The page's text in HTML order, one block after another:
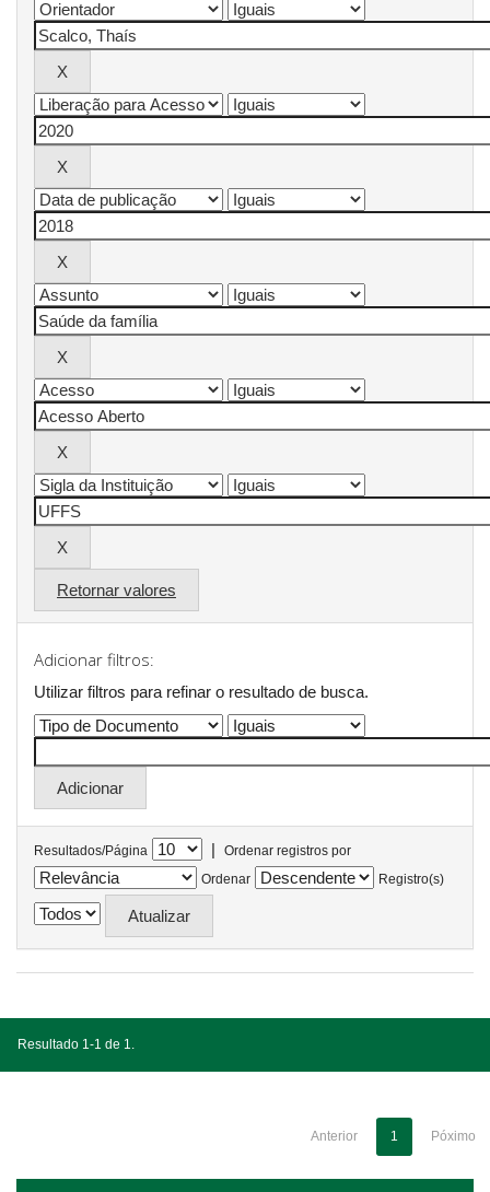
Retornar valores
Adicionar filtros:
Utilizar filtros para refinar o resultado de busca.
Resultados/Página |
Ordenar registros por
Ordenar
Registro(s)
Resultado 1-1 de 1.
Anterior 1 Póximo